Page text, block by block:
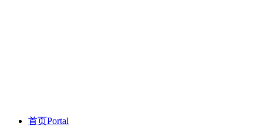
首页Portal